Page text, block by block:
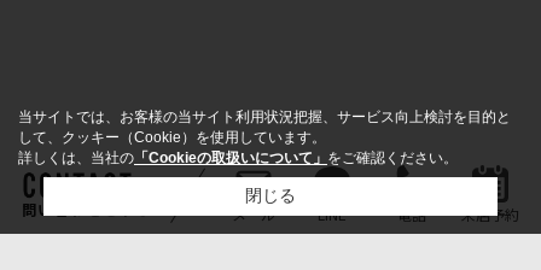
問い合わせをする メール LINE 電話 来店予約
当サイトでは、お客様の当サイト利用状況把握、サービス向上検討を目的と
して、クッキー（Cookie）を使用しています。
詳しくは、当社の 「Cookieの取扱いについて」 をご確認ください。
閉じる